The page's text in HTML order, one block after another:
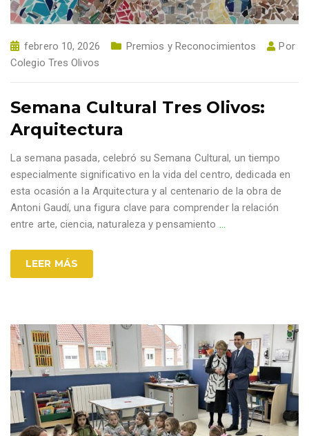
febrero 10, 2026 Premios y Reconocimientos
Por
Colegio Tres Olivos
Semana Cultural Tres Olivos:
Arquitectura
La semana pasada, celebró su Semana Cultural, un tiempo
especialmente significativo en la vida del centro, dedicada en
esta ocasión a la Arquitectura y al centenario de la obra de
Antoni Gaudí, una figura clave para comprender la relación
entre arte, ciencia, naturaleza y pensamiento …
LEER MÁS